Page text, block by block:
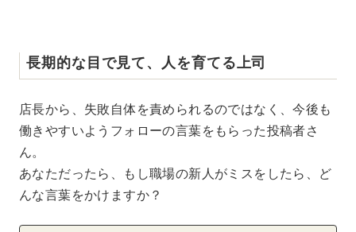
長期的な目で見て、人を育てる上司
店長から、失敗自体を責められるのではなく、今後も
働きやすいようフォローの言葉をもらった投稿者さ
ん。
あなただったら、もし職場の新人がミスをしたら、ど
んな言葉をかけますか？